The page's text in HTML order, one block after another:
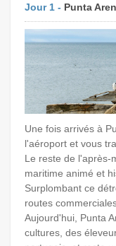
Jour 1 - Punta
Une fois arrivés à
l'aéroport et vous
Le reste de l'après-
maritime animé et
Surplombant ce
routes
Aujourd'hui, Punta
cultures, des